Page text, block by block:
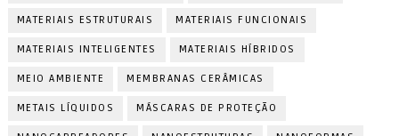
MATERIAIS ESTRUTURAIS MATERIAIS FUNCIONAIS
MATERIAIS INTELIGENTES MATERIAIS HÍBRIDOS
MEIO AMBIENTE MEMBRANAS CERÂMICAS
METAIS LÍQUIDOS MÁSCARAS DE PROTEÇÃO